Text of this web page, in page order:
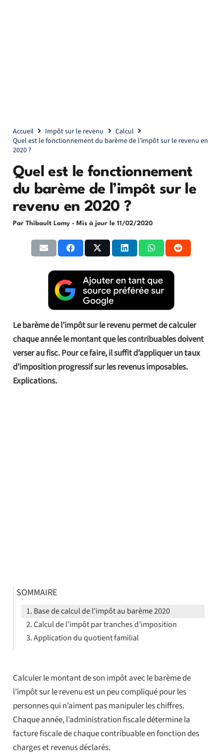
Accueil Impôt sur le revenu
Calcul
Quel est le fonctionnement du barème de l’impôt sur le revenu en
2020 ?
Quel est le fonctionnement
du barème de l’impôt sur le
revenu en 2020 ?
Par Thibault Lamy - Mis à jour le 11/02/2020
Le barème de l’impôt sur le revenu permet de calculer
chaque année le montant que les contribuables doivent
verser au fisc. Pour ce faire, il suffit d’appliquer un taux
d’imposition progressif sur les revenus imposables.
Explications.
Calculer le montant de son impôt avec le barème de
l’impôt sur le revenu est un peu compliqué pour les
personnes qui n’aiment pas manipuler les chiffres.
Chaque année, l’administration fiscale détermine la
facture fiscale de chaque contribuable en fonction des
charges et revenus déclarés.
SOMMAIRE
Base de calcul de l’impôt au barème 2020
Calcul de l’impôt par tranches d’imposition
Application du quotient familial